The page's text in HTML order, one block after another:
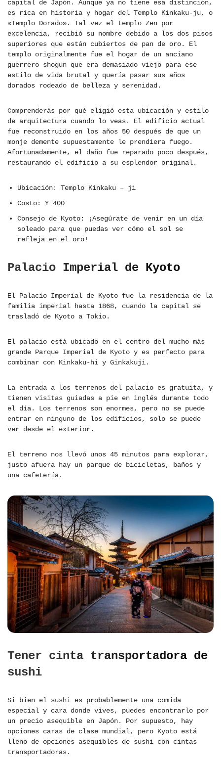
capital de Japón. Aunque ya no tiene esa distinción,
es rica en historia y hogar del Templo Kinkaku-ju, o
«Templo Dorado». Tal vez el templo Zen por
excelencia, recibió su nombre debido a los dos pisos
superiores que están cubiertos de pan de oro. El
templo originalmente fue el hogar de un anciano
guerrero shogun que era demasiado viejo para ese
estilo de vida brutal y quería pasar sus años
dorados rodeado de belleza y serenidad.
Comprenderás por qué eligió esta ubicación y estilo
de arquitectura cuando lo veas. El edificio actual
fue reconstruido en los años 50 después de que un
monje demente supuestamente le prendiera fuego.
Afortunadamente, el daño fue reparado poco después,
restaurando el edificio a su esplendor original.
Ubicación: Templo Kinkaku – ji
Costo: ¥ 400
Consejo de Kyoto: ¡Asegúrate de venir en un día
soleado para que puedas ver cómo el sol se
refleja en el oro!
Palacio Imperial de Kyoto
El Palacio Imperial de Kyoto fue la residencia de la
familia imperial hasta 1868, cuando la capital se
trasladó de Kyoto a Tokio.
El palacio está ubicado en el centro del mucho más
grande Parque Imperial de Kyoto y es perfecto para
combinar con Kinkaku-hi y Ginkakuji.
La entrada a los terrenos del palacio es gratuita, y
tienen visitas guiadas a pie en inglés durante todo
el día. Los terrenos son enormes, pero no se puede
entrar en ninguno de los edificios, solo se puede
ver desde el exterior.
El terreno nos llevó unos 45 minutos para explorar,
justo afuera hay un parque de bicicletas, baños y
una cafetería.
Tener cinta transportadora de
sushi
Si bien el sushi es probablemente una comida
especial y cara donde vives, puedes encontrarlo por
un precio asequible en Japón. Por supuesto, hay
opciones caras de clase mundial, pero Kyoto está
lleno de opciones asequibles de sushi con cintas
transportadoras.